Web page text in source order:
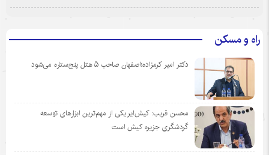
راه و مسکن
دکتر امیر کرمزاده؛اصفهان صاحب ۵ هتل پنج‌ستاره می‌شود
محسن قریب: کیش‌ایر یکی از مهم‌ترین ابزارهای توسعه
گردشگری جزیره کیش است